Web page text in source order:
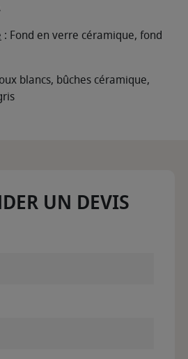
: Fond en verre céramique, fond
blancs, bûches céramique,
UN DEVIS